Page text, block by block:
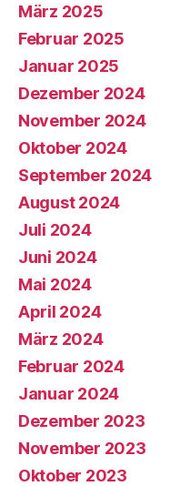
März 2025
Februar 2025
Januar 2025
Dezember 2024
November 2024
Oktober 2024
September 2024
August 2024
Juli 2024
Juni 2024
Mai 2024
April 2024
März 2024
Februar 2024
Januar 2024
Dezember 2023
November 2023
Oktober 2023